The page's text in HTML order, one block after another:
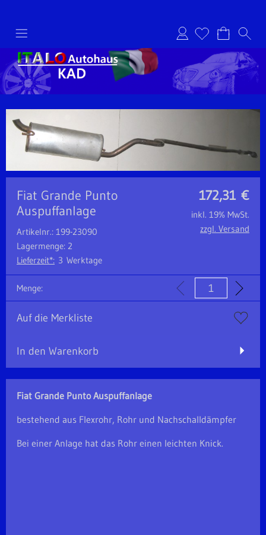
Anmelden
172,31 €
Fiat Grande Punto
Auspuffanlage
Artikelnr.: 199-23090
Lagermenge: 2
Lieferzeit*: 3 Werktage
inkl. 19% MwSt.
zzgl. Versand
Menge:
Auf die Merkliste
In den Warenkorb
Fiat Grande Punto Auspuffanlage
bestehend aus Flexrohr, Rohr und Nachschalldämpfer
Bei einer Anlage hat das Rohr einen leichten Knick.